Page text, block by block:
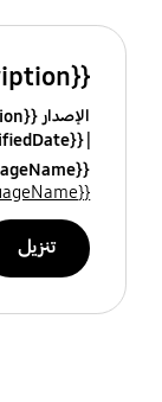
{{file.description}}
الإصدار {{file.fileVersion}}
{{file.fileModifiedDate}}
{{file.languageName}}
{{file.languageName}}
تنزيل